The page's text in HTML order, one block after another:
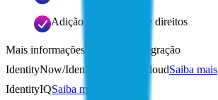
Adição ou remoção de direitos
Mais informações sobre esta integração
IdentityNow/Identity Security CloudSaiba mais
IdentityIQSaiba mais